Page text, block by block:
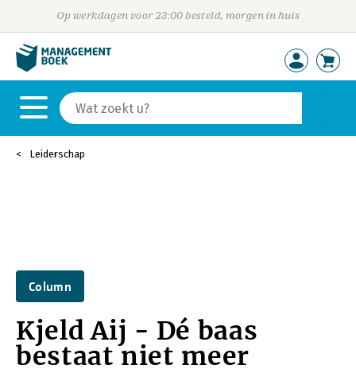
Op werkdagen voor 23:00 besteld, morgen in huis
Leiderschap
Column
Kjeld Aij - Dé baas
bestaat niet meer